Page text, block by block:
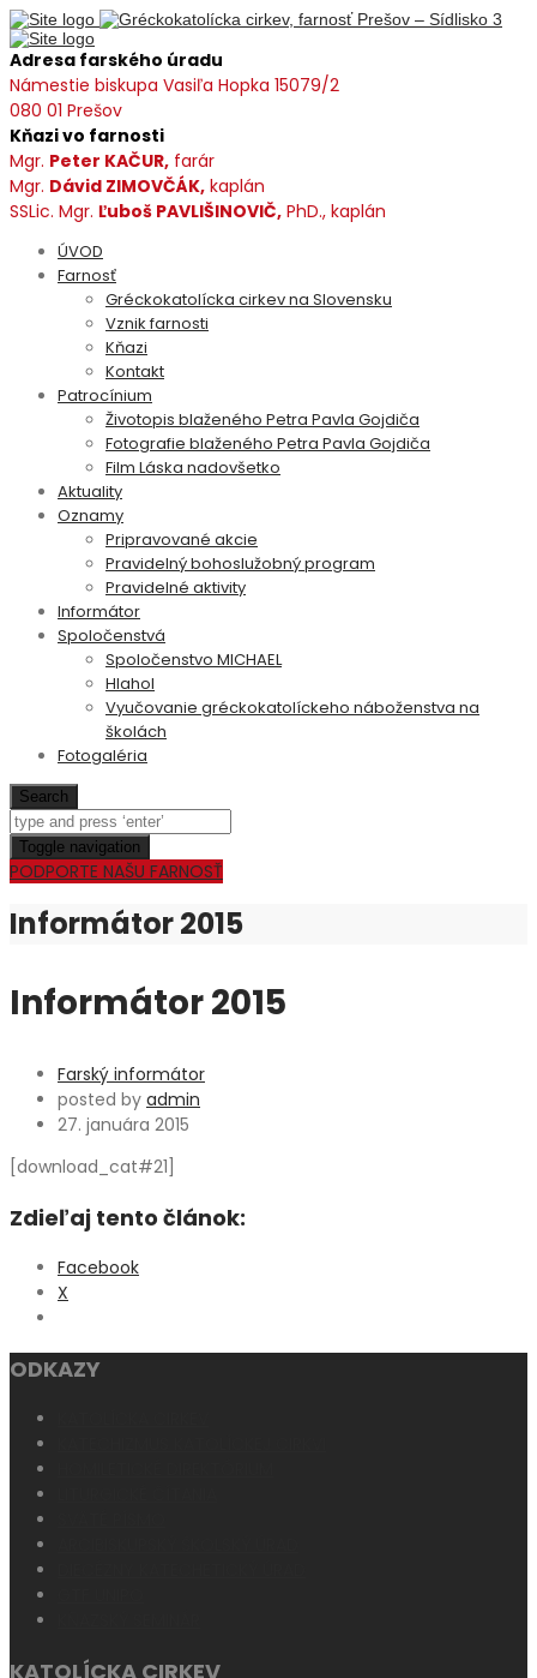
Adresa farského úradu
Námestie biskupa Vasiľa Hopka 15079/2
080 01 Prešov
Kňazi vo farnosti
Mgr. Peter KAČUR, farár
Mgr. Dávid ZIMOVČÁK, kaplán
SSLic. Mgr. Ľuboš PAVLIŠINOVIČ, PhD., kaplán
ÚVOD
Farnosť
Gréckokatolícka cirkev na Slovensku
Vznik farnosti
Kňazi
Kontakt
Patrocínium
Životopis blaženého Petra Pavla Gojdiča
Fotografie blaženého Petra Pavla Gojdiča
Film Láska nadovšetko
Aktuality
Oznamy
Pripravované akcie
Pravidelný bohoslužobný program
Pravidelné aktivity
Informátor
Spoločenstvá
Spoločenstvo MICHAEL
Hlahol
Vyučovanie gréckokatolíckeho náboženstva na
školách
Fotogaléria
Search
Toggle navigation
PODPORTE NAŠU FARNOSŤ
Informátor 2015
Informátor 2015
Farský informátor
posted by admin
27. januára 2015
[download_cat#21]
Zdieľaj tento článok:
Facebook
X
ODKAZY
KATOLÍCKA CIRKEV